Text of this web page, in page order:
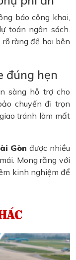
báo công khai,
toán ngân sách.
ràng để hai bên
đúng hẹn
sàng hỗ trợ cho
chuyến đi trọn
tránh làm mất
Gòn được nhiều
Mong rằng với
kinh nghiệm để